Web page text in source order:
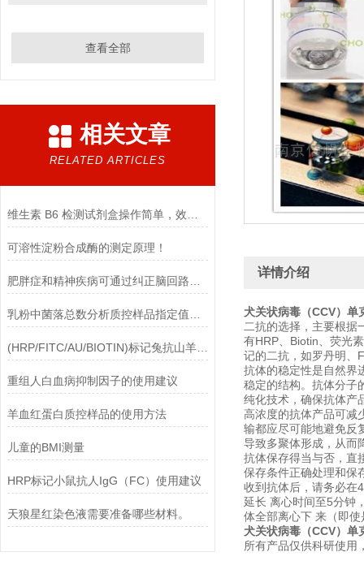
查看全部
相关文章
RELATED ARTICLES
可溶性淀粉合成酶的测定原理！
(HRP/FITC/AU/BIOTIN)标记兔抗山羊 IgG （H+L)使用建议
重组人白血病抑制因子的使用建议
羊血红蛋白质控样品的使用方法
儿童的BMI测量
HRP标记小鼠抗人IgG（FC）使用建议
天狼星红染色液需要准备哪些材料。
详情介绍
犬关状病毒（CCV）单
二抗的选择，主要根据
有HRP、Biotin、荧光
记的二抗，如罗丹明、
抗体的稳定性是自然界
稳定的结构。抗体分子
纯化技术，确保抗体产
高浓度的抗体产品可减
输都应尽可能地避免反
导致多聚体形成，从而
抗体保存得当与否，直
保存条件正确处理和保
收到抗体后，请务必在
延长 离心时间至5分钟
体全部离心下 来（即
犬关状病毒（CCV）单
所有产品仅供科研使用